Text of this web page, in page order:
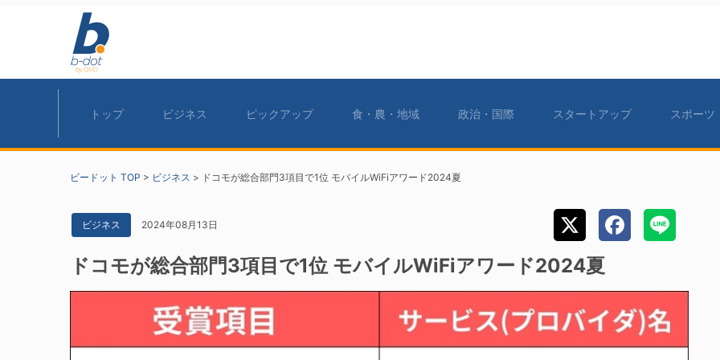
トップ ビジネス ピックアップ 食・農・地域 政治・国際 スタートアップ スポーツ
ビードット TOP > ビジネス > ドコモが総合部門3項目で1位 モバイルWiFiアワード2024夏
ビジネス 2024年08月13日
ドコモが総合部門3項目で1位 モバイルWiFiアワード2024夏